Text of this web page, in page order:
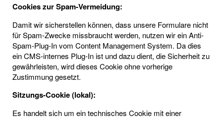
Cookies zur Spam-Vermeidung:
Damit wir sicherstellen können, dass unsere Formulare nicht
für Spam-Zwecke missbraucht werden, nutzen wir ein Anti-
Spam-Plug-In vom Content Management System. Da dies
ein CMS-internes Plug-In ist und dazu dient, die Sicherheit zu
gewährleisten, wird dieses Cookie ohne vorherige
Zustimmung gesetzt.
Sitzungs-Cookie (lokal):
Es handelt sich um ein technisches Cookie mit einer